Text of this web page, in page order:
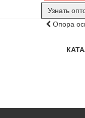
Узнать
Опора